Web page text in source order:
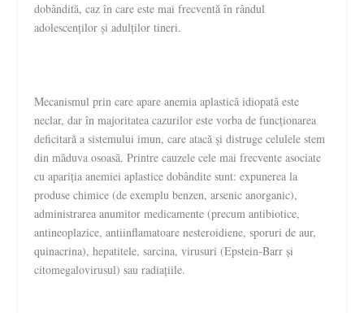
dobândită, caz în care este mai frecventă în rândul
adolescenților și adulților tineri.
Mecanismul prin care apare anemia aplastică idiopată este
neclar, dar în majoritatea cazurilor este vorba de funcționarea
deficitară a sistemului imun, care atacă și distruge celulele stem
din măduva osoasă. Printre cauzele cele mai frecvente asociate
cu apariția anemiei aplastice dobândite sunt: expunerea la
produse chimice (de exemplu benzen, arsenic anorganic),
administrarea anumitor medicamente (precum antibiotice,
antineoplazice, antiinflamatoare nesteroidiene, sporuri de aur,
quinacrina), hepatitele, sarcina, virusuri (Epstein-Barr și
citomegalovirusul) sau radiațiile.